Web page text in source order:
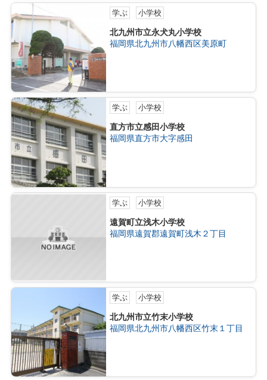
学ぶ 小学校
北九州市立永犬丸小学校
福岡県北九州市八幡西区美原町
学ぶ 小学校
直方市立感田小学校
福岡県直方市大字感田
学ぶ 小学校
遠賀町立浅木小学校
福岡県遠賀郡遠賀町浅木２丁目
学ぶ 小学校
北九州市立竹末小学校
福岡県北九州市八幡西区竹末１丁目